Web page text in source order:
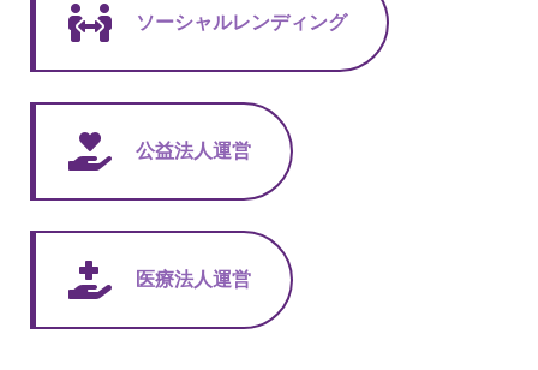
ソーシャルレンディング
公益法人運営
医療法人運営